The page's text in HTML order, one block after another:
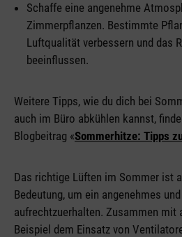
Schaffe eine angenehme
Zimmerpflanzen. Bestimmte
Luftqualität verbessern und das
beeinflussen.
Weitere Tipps, wie du dich bei
auch im Büro abkühlen kannst,
Blogbeitrag «Sommerhitze: Tipps
Das richtige Lüften im Sommer ist
Bedeutung, um ein angenehmes
aufrechtzuerhalten. Zusammen mit
Beispiel dem Einsatz von